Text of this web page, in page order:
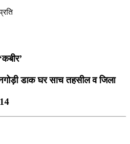
डाक घर साच तहसील व जिला